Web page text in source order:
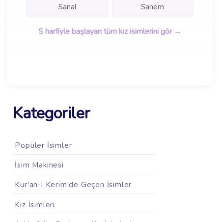
Sanal Sanem
S harfiyle başlayan tüm kız isimlerini gör →
Kategoriler
Popüler İsimler
İsim Makinesi
Kur'an-ı Kerim'de Geçen İsimler
Kız İsimleri